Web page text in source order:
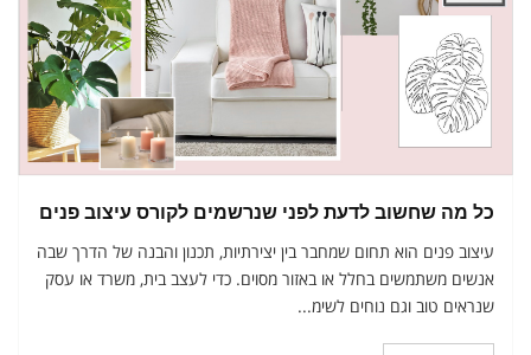
כל מה שחשוב לדעת לפני שנרשמים לקורס עיצוב פנים
עיצוב פנים הוא תחום שמחבר בין יצירתיות, תכנון והבנה של הדרך שבה
אנשים משתמשים בחלל או באזור מסוים. כדי לעצב בית, משרד או עסק
שנראים טוב וגם נוחים לשימ...